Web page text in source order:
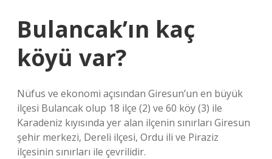
Bulancak’ın kaç
köyü var?
Nüfus ve ekonomi açısından Giresun’un en büyük
ilçesi Bulancak olup 18 ilçe (2) ve 60 köy (3) ile
Karadeniz kıyısında yer alan ilçenin sınırları Giresun
şehir merkezi, Dereli ilçesi, Ordu ili ve Piraziz
ilçesinin sınırları ile çevrilidir.